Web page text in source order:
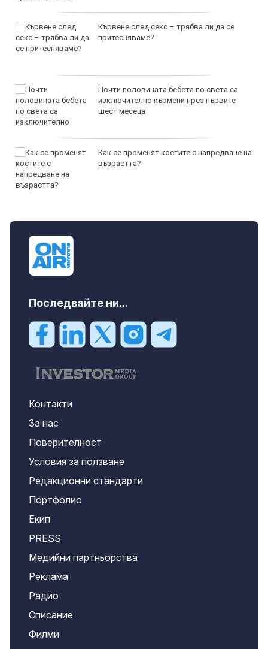
Кървене след секс – трябва ли да се
притесняваме?
Почти половината бебета по света са
изключително кърмени през първите
шест месеца
Как се променят костите с напредване на
възрастта?
Последвайте ни...
Контакти
За нас
Поверителност
Условия за ползване
Редакционни стандарти
Портфолио
Екип
PRESS
Медийни партньорства
Реклама
Радио
Списание
Филми